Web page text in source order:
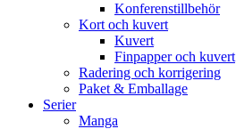
Konferenstillbehör
Kort och kuvert
Kuvert
Finpapper och kuvert
Radering och korrigering
Paket & Emballage
Serier
Manga